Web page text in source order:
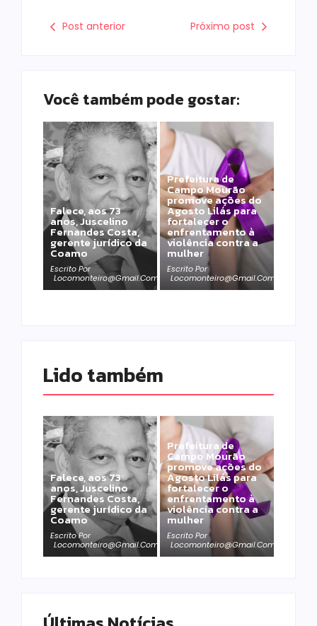
Post anterior Próximo post
Você também pode gostar:
Falece, aos 73
anos, Juscelino
Fernandes Costa,
gerente jurídico da
Coamo
Escrito Por
Locomonteiro@gmail.com
Prefeitura de
Campo Mourão
promove ações do
Agosto Lilás para
fortalecer o
enfrentamento à
violência contra a
mulher
Escrito Por
Locomonteiro@gmail.com
Lido também
Falece, aos 73
anos, Juscelino
Fernandes Costa,
gerente jurídico da
Coamo
Escrito Por
Locomonteiro@gmail.com
Prefeitura de
Campo Mourão
promove ações do
Agosto Lilás para
fortalecer o
enfrentamento à
violência contra a
mulher
Escrito Por
Locomonteiro@gmail.com